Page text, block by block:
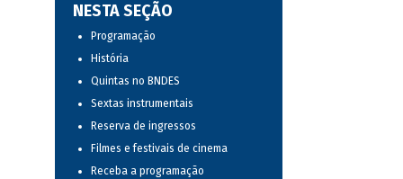
NESTA SEÇÃO
Programação
História
Quintas no BNDES
Sextas instrumentais
Reserva de ingressos
Filmes e festivais de cinema
Receba a programação